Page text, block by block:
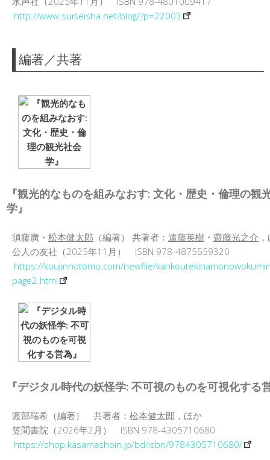
http://www.suiseisha.net/blog/?p=22003
編著／共著
『観光的なものを組みなおす: 文化・歴史・倫理の観
学』
須藤廣・ 松本健太郎 （編著） 共著者： 遠藤英樹 ・ 齋藤光之介
公人の友社（2025年11月） ISBN 978-4875559320
https://koujinnotomo.com/newfile/
page2.html
『デジタル時代の妖怪学: 不可視のものを可視化する
渡部瑞希（編著） 共著者： 松本健太郎 ，ほか
笠間書院（2026年2月） ISBN 978-4305710680
https://shop.kasamashoin.jp/bd/isbn/9784305710680/